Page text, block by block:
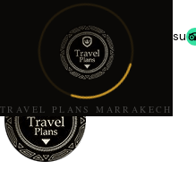
TRAVEL PLANS MARRAKECH
★★★★★ 5,0 stelle su